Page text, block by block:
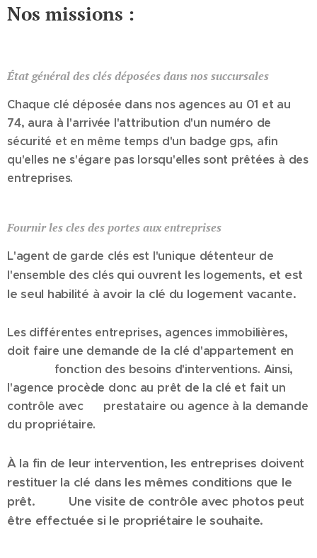
Nos missions :
État général des clés déposées dans nos succursales
Chaque clé déposée dans nos agences au 01 et au
74, aura à l'arrivée l'attribution d'un numéro de
sécurité et en même temps d'un badge gps, afin
qu'elles ne s'égare pas lorsqu'elles sont prêtées à des
entreprises.
Fournir les cles des portes aux entreprises
L'agent de garde clés est l'unique détenteur de
l'ensemble des clés qui ouvrent les logements, et est
le seul habilité à avoir la clé du logement vacante.
Les différentes entreprises, agences immobilières,
doit faire une demande de la clé d'appartement en
fonction des besoins d'interventions. Ainsi,
l'agence procède donc au prêt de la clé et fait un
contrôle avec prestataire ou agence à la demande
du propriétaire.
À la fin de leur intervention, les entreprises doivent
restituer la clé dans les mêmes conditions que le
prêt. Une visite de contrôle avec photos peut
être effectuée si le propriétaire le souhaite.